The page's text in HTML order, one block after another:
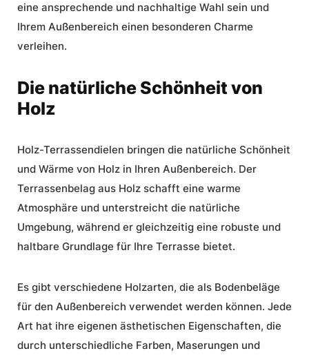
eine ansprechende und nachhaltige Wahl sein und
Ihrem Außenbereich einen besonderen Charme
verleihen.
Die natürliche Schönheit von
Holz
Holz-Terrassendielen bringen die natürliche Schönheit
und Wärme von Holz in Ihren Außenbereich. Der
Terrassenbelag aus Holz schafft eine warme
Atmosphäre und unterstreicht die natürliche
Umgebung, während er gleichzeitig eine robuste und
haltbare Grundlage für Ihre Terrasse bietet.
Es gibt verschiedene Holzarten, die als Bodenbeläge
für den Außenbereich verwendet werden können. Jede
Art hat ihre eigenen ästhetischen Eigenschaften, die
durch unterschiedliche Farben, Maserungen und